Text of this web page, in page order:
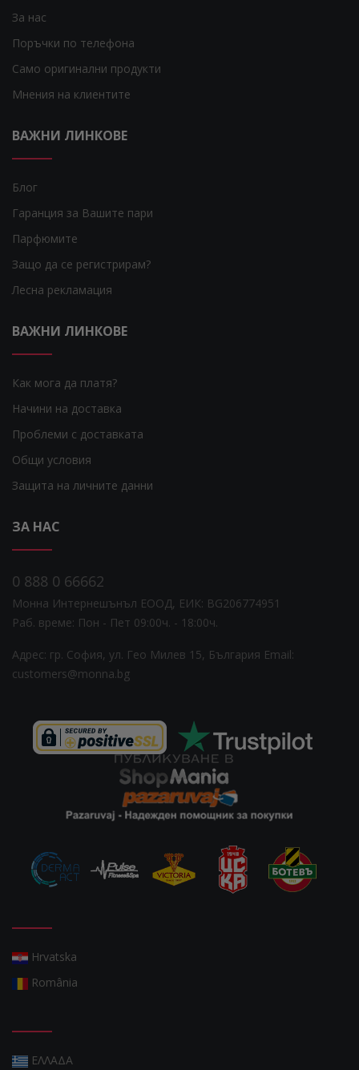
За нас
Поръчки по телефона
Само оригинални продукти
Мнения на клиентите
ВАЖНИ ЛИНКОВЕ
Блог
Гаранция за Вашите пари
Парфюмите
Защо да се регистрирам?
Лесна рекламация
ВАЖНИ ЛИНКОВЕ
Как мога да платя?
Начини на доставка
Проблеми с доставката
Общи условия
Защита на личните данни
ЗА НАС
0 888 0 66662
Монна Интернешънъл ЕООД, ЕИК: BG206774951
Раб. време: Пoн - Пет 09:00ч. - 18:00ч.
Адрес: гр. София, ул. Гео Милев 15, България Email:
customers@monna.bg
Hrvatska
România
ΕΛΛΑΔΑ